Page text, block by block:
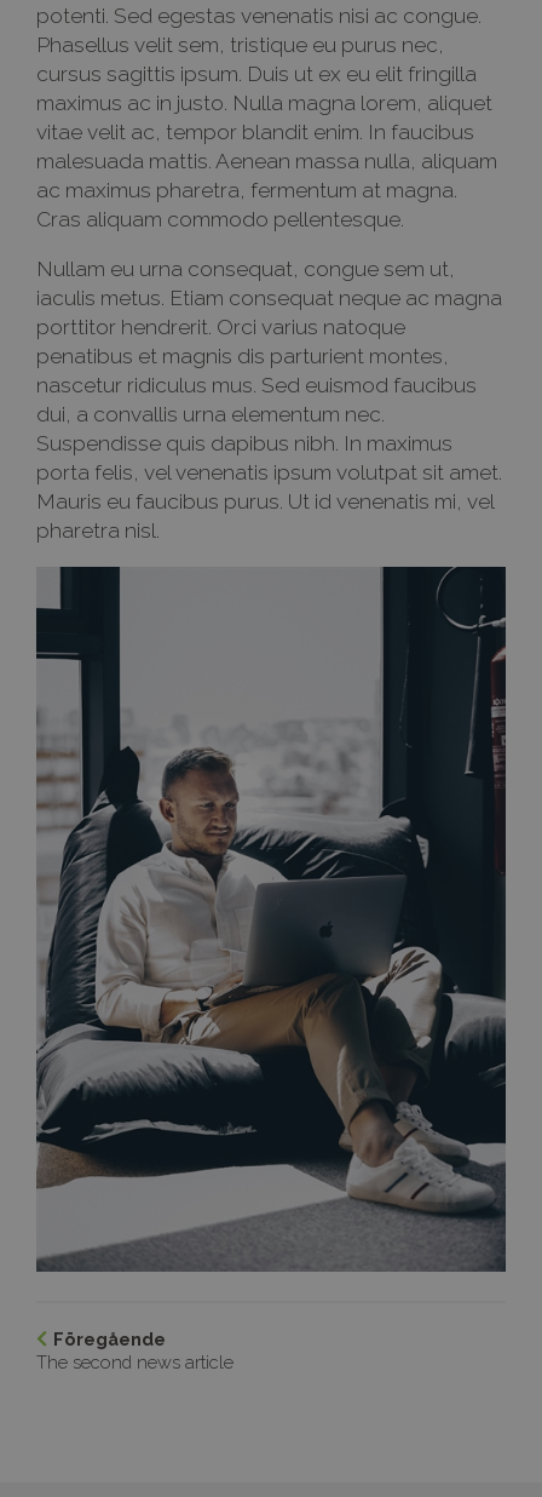
potenti. Sed egestas venenatis nisi ac congue.
Phasellus velit sem, tristique eu purus nec,
cursus sagittis ipsum. Duis ut ex eu elit fringilla
maximus ac in justo. Nulla magna lorem, aliquet
vitae velit ac, tempor blandit enim. In faucibus
malesuada mattis. Aenean massa nulla, aliquam
ac maximus pharetra, fermentum at magna.
Cras aliquam commodo pellentesque.
Nullam eu urna consequat, congue sem ut,
iaculis metus. Etiam consequat neque ac magna
porttitor hendrerit. Orci varius natoque
penatibus et magnis dis parturient montes,
nascetur ridiculus mus. Sed euismod faucibus
dui, a convallis urna elementum nec.
Suspendisse quis dapibus nibh. In maximus
porta felis, vel venenatis ipsum volutpat sit amet.
Mauris eu faucibus purus. Ut id venenatis mi, vel
pharetra nisl.
Föregående
The second news article